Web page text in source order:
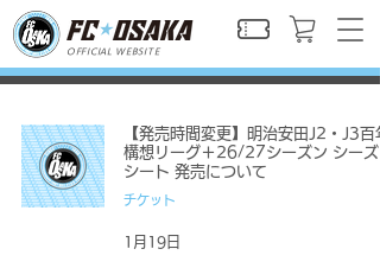
OFFICIAL WEBSITE
【発売時間変更】明治安田J2・J3百
構想リーグ＋26/27シーズン シーズ
シート 発売について
チケット
1月19日